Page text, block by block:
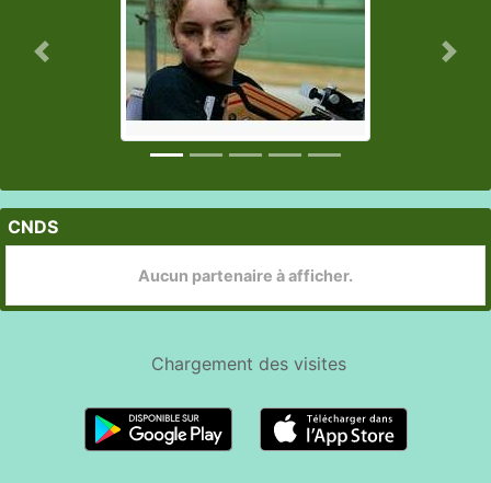
Précedent
CNDS
Aucun partenaire à afficher.
Chargement desvisites